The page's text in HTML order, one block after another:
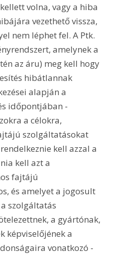
volna, vagy a hiba
vezethető vissza,
nem léphet fel. A Ptk.
amelynek a
az áru) meg kell hogy
hibátlannak
alapján a
időpontjában -
a célokra,
szolgáltatásokat
kell azzal a
kell azt a
fajtájú
és amelyet a jogosult
szolgáltatás
a gyártónak,
képviselőjének a
vonatkozó -